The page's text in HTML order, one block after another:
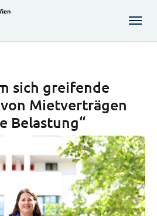
sich greifende
Mietverträgen
Belastung“